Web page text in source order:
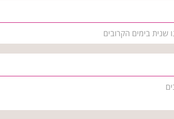
שנית בימים הקרובים